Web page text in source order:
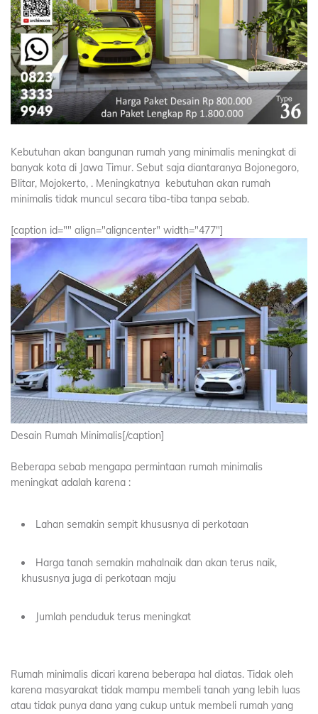
Kebutuhan akan bangunan rumah yang minimalis meningkat di
banyak kota di Jawa Timur. Sebut saja diantaranya Bojonegoro,
Blitar, Mojokerto, . Meningkatnya kebutuhan akan rumah
minimalis tidak muncul secara tiba-tiba tanpa sebab.
[caption id="" align="aligncenter" width="477"]
Desain Rumah Minimalis[/caption]
Beberapa sebab mengapa permintaan rumah minimalis
meningkat adalah karena :
Lahan semakin sempit khususnya di perkotaan
Harga tanah semakin mahalnaik dan akan terus naik,
khususnya juga di perkotaan maju
Jumlah penduduk terus meningkat
Rumah minimalis dicari karena beberapa hal diatas. Tidak oleh
karena masyarakat tidak mampu membeli tanah yang lebih luas
atau tidak punya dana yang cukup untuk membeli rumah yang